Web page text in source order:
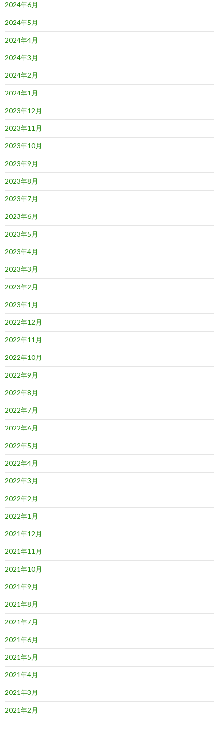
2024年6月
2024年5月
2024年4月
2024年3月
2024年2月
2024年1月
2023年12月
2023年11月
2023年10月
2023年9月
2023年8月
2023年7月
2023年6月
2023年5月
2023年4月
2023年3月
2023年2月
2023年1月
2022年12月
2022年11月
2022年10月
2022年9月
2022年8月
2022年7月
2022年6月
2022年5月
2022年4月
2022年3月
2022年2月
2022年1月
2021年12月
2021年11月
2021年10月
2021年9月
2021年8月
2021年7月
2021年6月
2021年5月
2021年4月
2021年3月
2021年2月